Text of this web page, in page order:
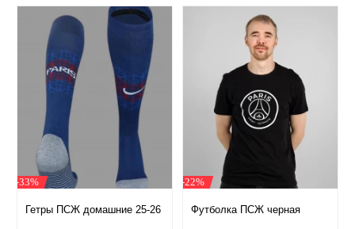
-33%
Гетры ПСЖ домашние 25-26
-22%
Футболка ПСЖ черная